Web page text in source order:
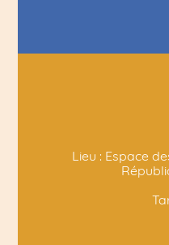
Lieu : Espace